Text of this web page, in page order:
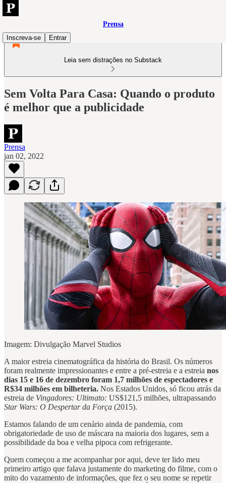
Prensa
Inscreva-se
Entrar
Leia sem distrações no Substack
Sem Volta Para Casa: Quando o produto
é melhor que a publicidade
Prensa
jan 02, 2022
Imagem: Divulgação Marvel Studios
A maior estreia cinematográfica da história do Brasil. Os números
foram realmente impressionantes e entre a pré-estreia e a estreia nos
dias 15 e 16 de dezembro foram 1,7 milhões de espectadores e
R$34 milhões em bilheteria. Nos Estados Unidos, só ficou atrás da
estreia de Vingadores: Ultimato: US$121,5 milhões, ultrapassando
Star Wars: O Despertar da Força (2015).
Estamos falando de um cenário ainda de pandemia, com
obrigatoriedade de uso de máscara na maioria dos lugares, sem a
possibilidade da boa e velha pipoca com refrigerante.
Quem começou a me acompanhar por aqui, deve ter lido meu
primeiro artigo que falava justamente do marketing do filme, com o
mito do vazamento de informações, que fez o seu nome se repetir